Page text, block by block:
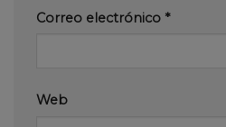
Correo electrónico *
Web